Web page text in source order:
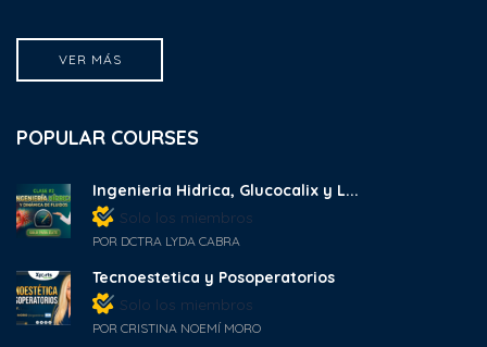
VER MÁS
POPULAR COURSES
Ingenieria Hidrica, Glucocalix y L...
Solo los miembros
POR DCTRA LYDA CABRA
Tecnoestetica y Posoperatorios
Solo los miembros
POR CRISTINA NOEMÍ MORO